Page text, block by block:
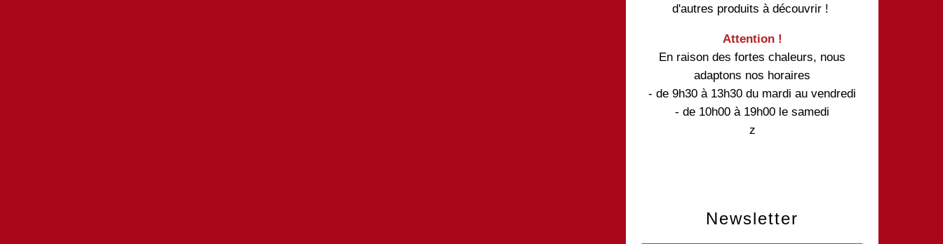
Newsletter
d'autres produits à découvrir !
Attention !
En raison des fortes chaleurs, nous
adaptons nos horaires
- de 9h30 à 13h30 du mardi au vendredi
- de 10h00 à 19h00 le samedi
z